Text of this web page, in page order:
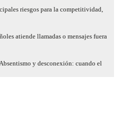
riesgos para la competitividad,
atiende llamadas o mensajes fuera
y desconexión: cuando el